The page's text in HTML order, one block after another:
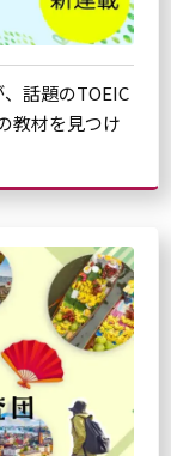
話題のTOEIC
教材を見つけ